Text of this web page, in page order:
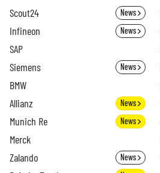
Scout24 News
Infineon News
SAP
Siemens News
BMW
Allianz News
Munich Re News
Merck
Zalando News